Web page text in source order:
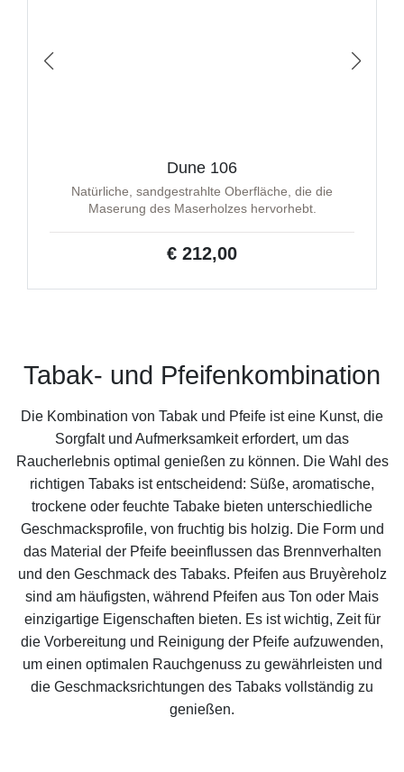
Dune 106
Natürliche, sandgestrahlte Oberfläche, die die
Maserung des Maserholzes hervorhebt.
€ 212,00
Tabak- und Pfeifenkombination
Die Kombination von Tabak und Pfeife ist eine Kunst, die
Sorgfalt und Aufmerksamkeit erfordert, um das
Raucherlebnis optimal genießen zu können. Die Wahl des
richtigen Tabaks ist entscheidend: Süße, aromatische,
trockene oder feuchte Tabake bieten unterschiedliche
Geschmacksprofile, von fruchtig bis holzig. Die Form und
das Material der Pfeife beeinflussen das Brennverhalten
und den Geschmack des Tabaks. Pfeifen aus Bruyèreholz
sind am häufigsten, während Pfeifen aus Ton oder Mais
einzigartige Eigenschaften bieten. Es ist wichtig, Zeit für
die Vorbereitung und Reinigung der Pfeife aufzuwenden,
um einen optimalen Rauchgenuss zu gewährleisten und
die Geschmacksrichtungen des Tabaks vollständig zu
genießen.